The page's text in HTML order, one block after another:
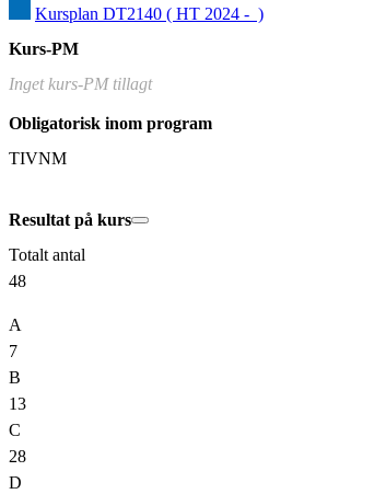
Kursplan DT2140 ( HT 2024 -  )
Kurs-PM
Inget kurs-PM tillagt
Obligatorisk inom program
TIVNM
Resultat på kurs
Totalt antal
48
A
7
B
13
C
28
D